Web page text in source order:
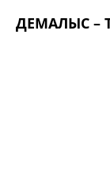
ДЕМАЛЫС –